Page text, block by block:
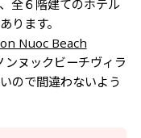
全６階建てのホテル
ります。
Nuoc Beach
ンヌックビーチヴィラ
ので間違わないよう